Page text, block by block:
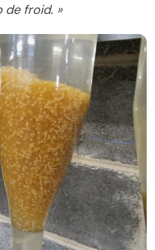
de froid. »